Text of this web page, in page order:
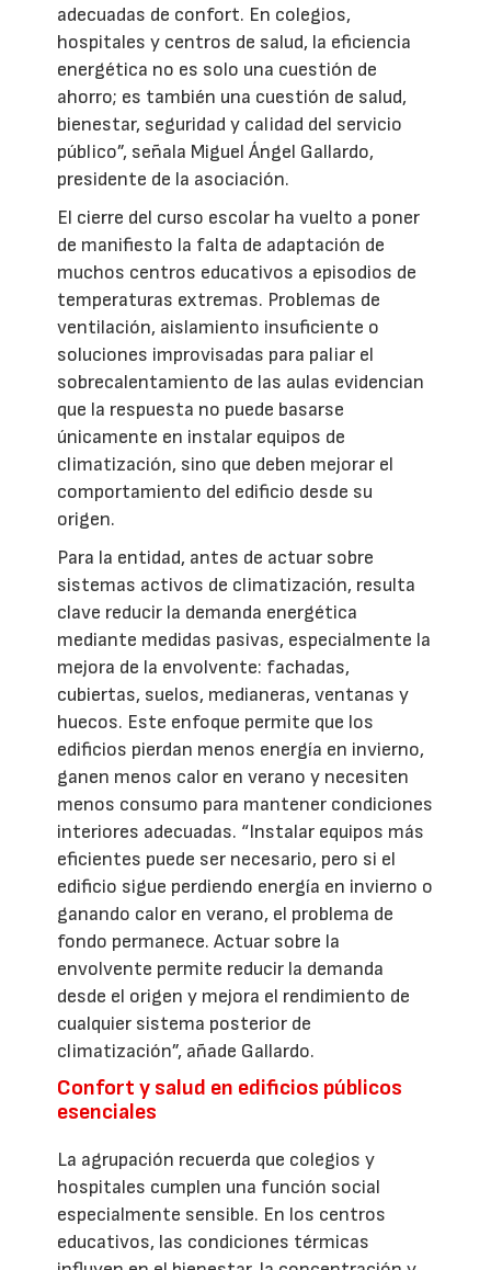
adecuadas de confort. En colegios,
hospitales y centros de salud, la eficiencia
energética no es solo una cuestión de
ahorro; es también una cuestión de salud,
bienestar, seguridad y calidad del servicio
público”, señala Miguel Ángel Gallardo,
presidente de la asociación.
El cierre del curso escolar ha vuelto a poner
de manifiesto la falta de adaptación de
muchos centros educativos a episodios de
temperaturas extremas. Problemas de
ventilación, aislamiento insuficiente o
soluciones improvisadas para paliar el
sobrecalentamiento de las aulas evidencian
que la respuesta no puede basarse
únicamente en instalar equipos de
climatización, sino que deben mejorar el
comportamiento del edificio desde su
origen.
Para la entidad, antes de actuar sobre
sistemas activos de climatización, resulta
clave reducir la demanda energética
mediante medidas pasivas, especialmente la
mejora de la envolvente: fachadas,
cubiertas, suelos, medianeras, ventanas y
huecos. Este enfoque permite que los
edificios pierdan menos energía en invierno,
ganen menos calor en verano y necesiten
menos consumo para mantener condiciones
interiores adecuadas. “Instalar equipos más
eficientes puede ser necesario, pero si el
edificio sigue perdiendo energía en invierno o
ganando calor en verano, el problema de
fondo permanece. Actuar sobre la
envolvente permite reducir la demanda
desde el origen y mejora el rendimiento de
cualquier sistema posterior de
climatización”, añade Gallardo.
Confort y salud en edificios públicos
esenciales
La agrupación recuerda que colegios y
hospitales cumplen una función social
especialmente sensible. En los centros
educativos, las condiciones térmicas